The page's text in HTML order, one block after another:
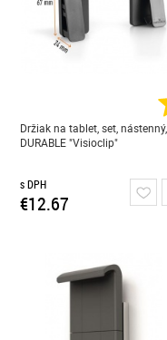
Držiak na tablet, set, nástenný,
DURABLE "Visioclip"
s DPH
€12.67